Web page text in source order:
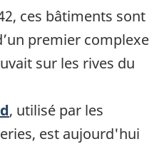
ces bâtiments sont
premier complexe
sur les rives du
, utilisé par les
est aujourd'hui